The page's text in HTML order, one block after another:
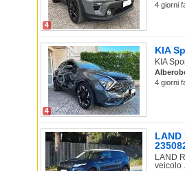
4
4 giorni
4
KIA
KIA
4 giorni
LAND
LAND
veicolo